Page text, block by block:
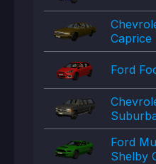
Caprice
Ford
Ford
Shelby